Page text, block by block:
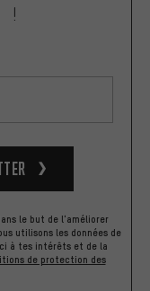
!
le but de l'améliorer
utilisons les données de
à tes intérêts et de la
de protection des